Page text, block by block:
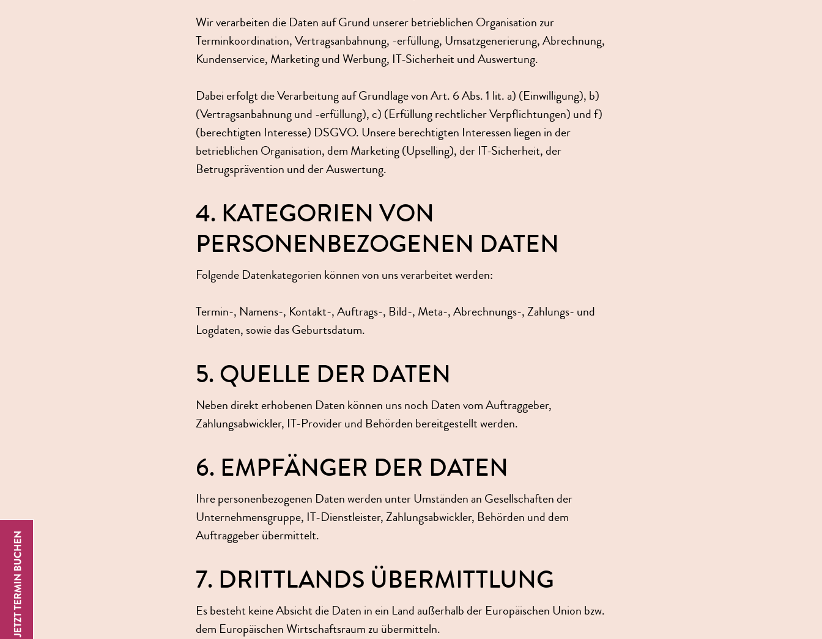
Wir verarbeiten die Daten auf Grund unserer betrieblichen Organisation zur
Terminkoordination, Vertragsanbahnung, -erfüllung, Umsatzgenerierung, Abrechnung,
Kundenservice, Marketing und Werbung, IT-Sicherheit und Auswertung.
Dabei erfolgt die Verarbeitung auf Grundlage von Art. 6 Abs. 1 lit. a) (Einwilligung), b)
(Vertragsanbahnung und -erfüllung), c) (Erfüllung rechtlicher Verpflichtungen) und f)
(berechtigten Interesse) DSGVO. Unsere berechtigten Interessen liegen in der
betrieblichen Organisation, dem Marketing (Upselling), der IT-Sicherheit, der
Betrugsprävention und der Auswertung.
4. KATEGORIEN VON
PERSONENBEZOGENEN DATEN
Folgende Datenkategorien können von uns verarbeitet werden:
Termin-, Namens-, Kontakt-, Auftrags-, Bild-, Meta-, Abrechnungs-, Zahlungs- und
Logdaten, sowie das Geburtsdatum.
5. QUELLE DER DATEN
Neben direkt erhobenen Daten können uns noch Daten vom Auftraggeber,
Zahlungsabwickler, IT-Provider und Behörden bereitgestellt werden.
6. EMPFÄNGER DER DATEN
Ihre personenbezogenen Daten werden unter Umständen an Gesellschaften der
Unternehmensgruppe, IT-Dienstleister, Zahlungsabwickler, Behörden und dem
Auftraggeber übermittelt.
7. DRITTLANDS ÜBERMITTLUNG
Es besteht keine Absicht die Daten in ein Land außerhalb der Europäischen Union bzw.
dem Europäischen Wirtschaftsraum zu übermitteln.